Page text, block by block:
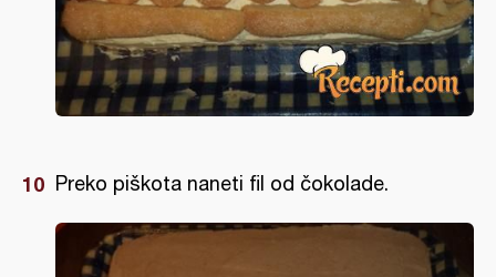
Preko piškota naneti fil od čokolade.